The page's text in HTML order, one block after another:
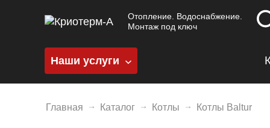
Отопление. Водоснабжение.
Монтаж под ключ
Наши услуги
Котельные
Отопление
Главная Каталог Котлы Котлы Baltur
Очистить
Подбор
Производитель
Baltur